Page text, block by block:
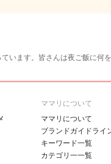
います。皆さんは夜ご飯に何
ママリについて
ママリについて
ブランドガイドライ
キーワード一覧
カテゴリ一一覧